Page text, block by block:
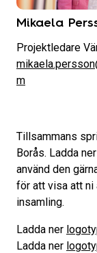
Mikaela
Projektledare
m
Tillsammans
Borås. Ladda
använd den
för att visa att ni
insamling.
Ladda ner
Ladda ner